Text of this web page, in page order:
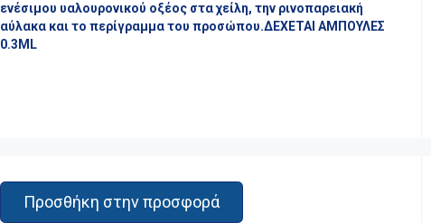
ενέσιμου υαλουρονικού οξέος στα χείλη, την ρινοπαρειακή
αύλακα και το περίγραμμα του προσώπου.ΔΕΧΕΤΑΙ ΑΜΠΟΥΛΕΣ
0.3ML
Προσθήκη στην προσφορά